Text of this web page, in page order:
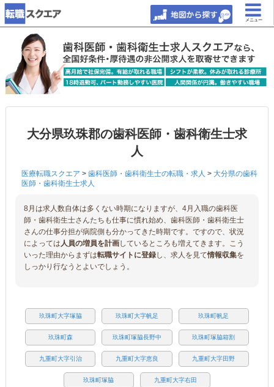
メニュー
大分県玖珠郡の歯科医師・歯科衛生士求
人
医療転職スクエア > 歯科医師・歯科衛生士の転職・求人 > 大分県の歯科
医師・歯科衛生士求人
8月は求人数自体は多くない時期になりますが、4月入職の歯科医
師・歯科衛生士さんたちも仕事に慣れ始め、歯科医師・歯科衛生士
さんの仕事分担が病院側も分かってきた時期です。ですので、状況
によっては人員の増員を計画しているところも増えてきます。こう
いった理由からまずは転職サイトに登録し、求人を見て情報収集を
しっかり行なうとよいでしょう。
玖珠町大字塚脇 玖珠町大字帆足 玖珠町帆足
玖珠町森 玖珠町塚脇長野中 玖珠町塚脇箱割
九重町大字引治 九重町大字恵良 九重町大字田野
玖珠町塚脇 九重町大字右田